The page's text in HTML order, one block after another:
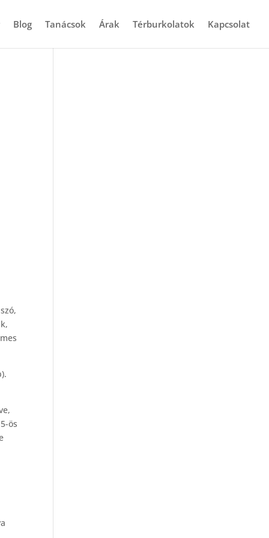
Blog Tanácsok Árak Térburkolatok Kapcsolat
ös